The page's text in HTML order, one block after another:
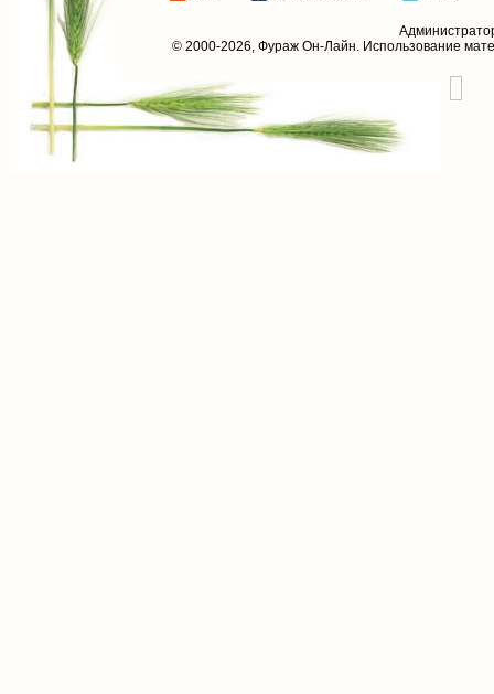
© 2000-2026, Фураж Он-Лайн. Использование